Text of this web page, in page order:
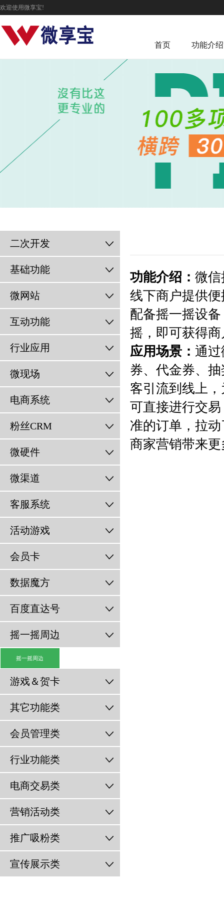
欢迎使用微享宝!
首页 功能介绍
二次开发
基础功能
微网站
互动功能
行业应用
微现场
电商系统
粉丝CRM
微硬件
微渠道
客服系统
活动游戏
会员卡
数据魔方
百度直达号
摇一摇周边
摇一摇周边
游戏＆贺卡
其它功能类
会员管理类
行业功能类
电商交易类
营销活动类
推广吸粉类
宣传展示类
功能介绍： 微
线下商户提供
配备摇一摇设
摇，即可获得
应用场景： 通
券、代金券、
客引流到线上
可直接进行交
准的订单，拉
商家营销带来